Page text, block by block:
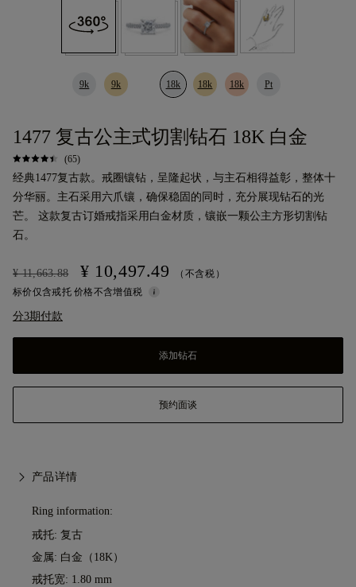
9k 9k 18k 18k 18k Pt
1477 复古公主式切割钻石 18K 白金
(65)
经典1477复古款。戒圈镶钻，呈隆起状，与主石相得益彰，整体十
分华丽。主石采用六爪镶，确保稳固的同时，充分展现钻石的光
芒。 这款复古订婚戒指采用白金材质，镶嵌一颗公主方形切割钻
石。
¥ 11,663.88 ¥ 10,497.49
（不含税）
标价仅含戒托 价格不含增值税
分3期付款
添加钻石
预约面谈
产品详情
Ring information:
戒托: 复古
金属: 白金（18K）
戒托宽: 1.80 mm